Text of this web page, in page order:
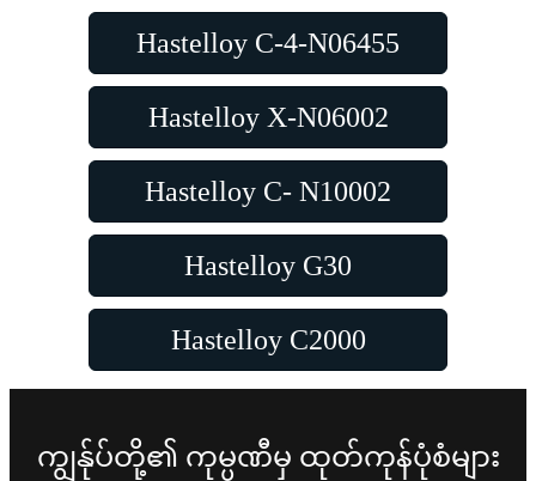
Hastelloy C-4-N06455
Hastelloy X-N06002
Hastelloy C- N10002
Hastelloy G30
Hastelloy C2000
ကျွန်ုပ်တို့၏ ကုမ္ပဏီမှ ထုတ်ကုန်ပုံစံများ